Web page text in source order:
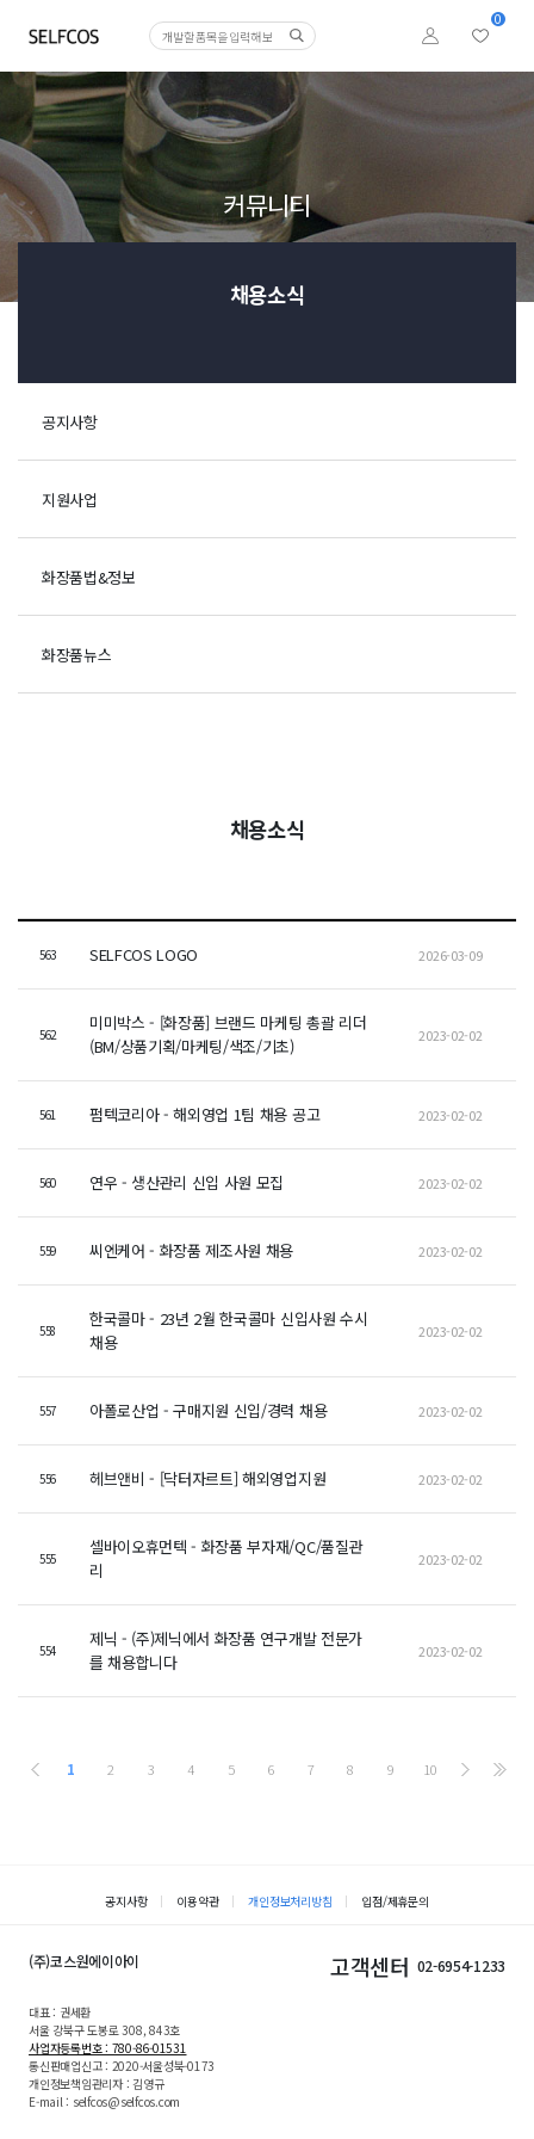
0
커뮤니티
채용소식
공지사항
지원사업
화장품법&정보
화장품뉴스
채용소식
563 SELFCOS LOGO 2026-03-09
562
미미박스 - [화장품] 브랜드 마케팅 총괄 리더
(BM/상품기획/마케팅/색조/기초)
2023-02-02
561 펌텍코리아 - 해외영업 1팀 채용 공고 2023-02-02
560 연우 - 생산관리 신입 사원 모집 2023-02-02
559 씨엔케어 - 화장품 제조사원 채용 2023-02-02
558
한국콜마 - 23년 2월 한국콜마 신입사원 수시
채용
2023-02-02
557 아폴로산업 - 구매지원 신입/경력 채용 2023-02-02
556 헤브앤비 - [닥터자르트] 해외영업지원 2023-02-02
555
셀바이오휴먼텍 - 화장품 부자재/QC/품질관
리
2023-02-02
554
제닉 - (주)제닉에서 화장품 연구개발 전문가
를 채용합니다
2023-02-02
1 2 3 4 5 6 7 8 9 10
공지사항 이용약관 개인정보처리방침 입점/제휴문의
(주)코스원에이아이
대표 : 권세환
서울 강북구 도봉로 308, 843호
사업자등록번호 : 780-86-01531
통신판매업신고 : 2020-서울성북-0173
개인정보책임관리자 : 김영규
E-mail : selfcos@selfcos.com
고객센터 02-6954-1233